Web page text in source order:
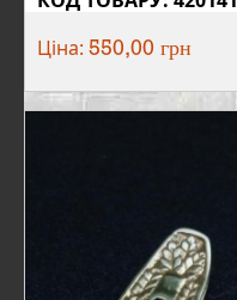
Ціна: 550,00 грн